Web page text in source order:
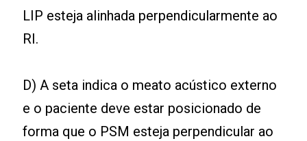
LIP esteja alinhada perpendicularmente ao
RI.
D) A seta indica o meato acústico externo
e o paciente deve estar posicionado de
forma que o PSM esteja perpendicular ao